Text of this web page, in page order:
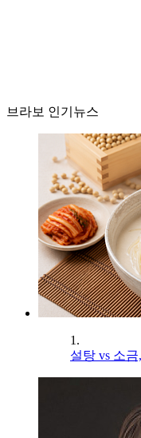
브라보 인기뉴스
1.
설탕 vs 소